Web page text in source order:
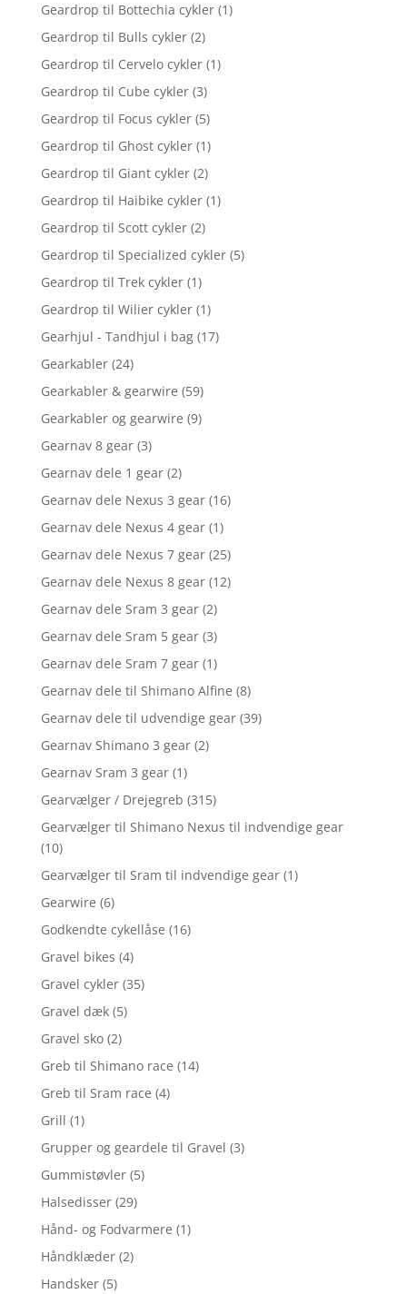
Geardrop til Bottechia cykler (1)
Geardrop til Bulls cykler (2)
Geardrop til Cervelo cykler (1)
Geardrop til Cube cykler (3)
Geardrop til Focus cykler (5)
Geardrop til Ghost cykler (1)
Geardrop til Giant cykler (2)
Geardrop til Haibike cykler (1)
Geardrop til Scott cykler (2)
Geardrop til Specialized cykler (5)
Geardrop til Trek cykler (1)
Geardrop til Wilier cykler (1)
Gearhjul - Tandhjul i bag (17)
Gearkabler (24)
Gearkabler & gearwire (59)
Gearkabler og gearwire (9)
Gearnav 8 gear (3)
Gearnav dele 1 gear (2)
Gearnav dele Nexus 3 gear (16)
Gearnav dele Nexus 4 gear (1)
Gearnav dele Nexus 7 gear (25)
Gearnav dele Nexus 8 gear (12)
Gearnav dele Sram 3 gear (2)
Gearnav dele Sram 5 gear (3)
Gearnav dele Sram 7 gear (1)
Gearnav dele til Shimano Alfine (8)
Gearnav dele til udvendige gear (39)
Gearnav Shimano 3 gear (2)
Gearnav Sram 3 gear (1)
Gearvælger / Drejegreb (315)
Gearvælger til Shimano Nexus til indvendige gear
(10)
Gearvælger til Sram til indvendige gear (1)
Gearwire (6)
Godkendte cykellåse (16)
Gravel bikes (4)
Gravel cykler (35)
Gravel dæk (5)
Gravel sko (2)
Greb til Shimano race (14)
Greb til Sram race (4)
Grill (1)
Grupper og geardele til Gravel (3)
Gummistøvler (5)
Halsedisser (29)
Hånd- og Fodvarmere (1)
Håndklæder (2)
Handsker (5)